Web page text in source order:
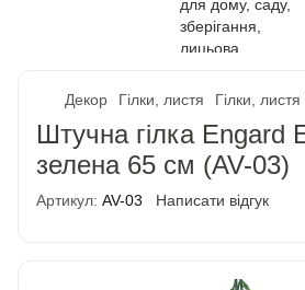
Декор Гілки, листя Гілки,
Штучна гілка Engard
зелена 65 см (AV-03)
Артикул: AV-03 Написати відгук